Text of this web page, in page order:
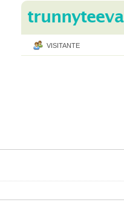
trunnyteeva
VISITANTE